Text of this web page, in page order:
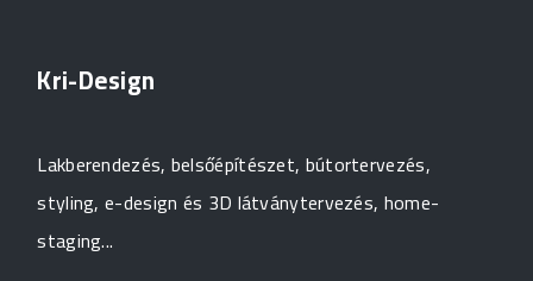
Kri-Design
Lakberendezés, belsőépítészet, bútortervezés,
styling, e-design és 3D látványtervezés, home-
staging...